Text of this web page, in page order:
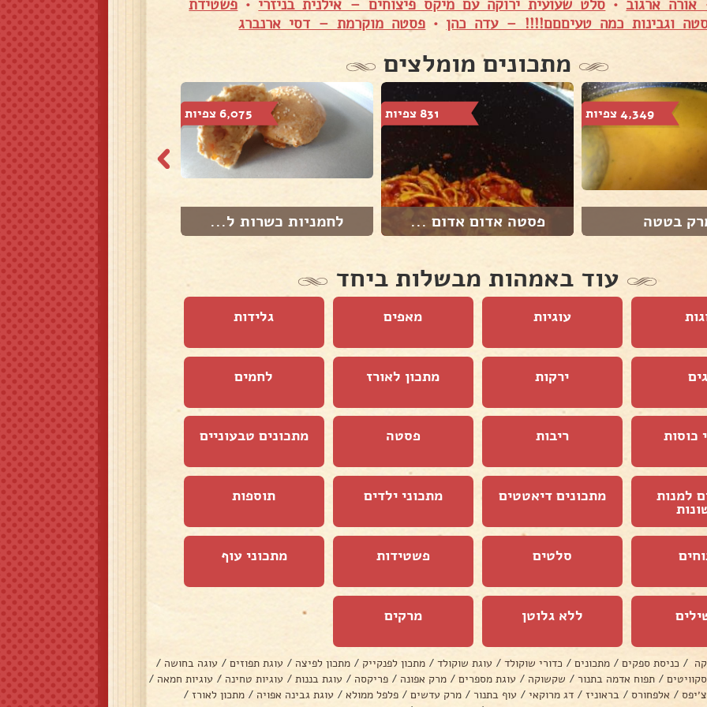
ארגוב • סלט שעועית ירוקה עם מיקס פיצוחים – אילנית בניזרי • פשטידת
וגבינות כמה טעיםםם!!!! – עדה כהן • פסטה מוקרמת – דסי ארנברג
מתכונים מומלצים
4,349 צפיות
בטטה
831 צפיות
פסטה אדום אדום ...
6,075 צפיות
לחמניות כשרות ל...
עוד באמהות מבשלות ביחד
עוגיות מאפים גלידות
ירקות מתכון לאורז לחמים
כוסות ריבות פסטה מתכונים טבעוניים
למנות מתכונים דיאטטים מתכוני ילדים תוספות
סלטים פשטידות מתכוני עוף
ללא גלוטן מרקים
/ כניסת ספקים / מתכונים / כדורי שוקולד / עוגת שוקולד / מתכון לפנקייק / מתכון לפיצה / עוגת תפוזים / עוגה בחושה /
/ תפוח אדמה בתנור / שקשוקה / עוגת מספרים / מרק אפונה / פריקסה / עוגת בננות / עוגיות טחינה / עוגיות חמאה /
/ אלפחורס / בראוניז / דג מרוקאי / עוף בתנור / מרק עדשים / פלפל ממולא / עוגת גבינה אפויה / מתכון לאורז /